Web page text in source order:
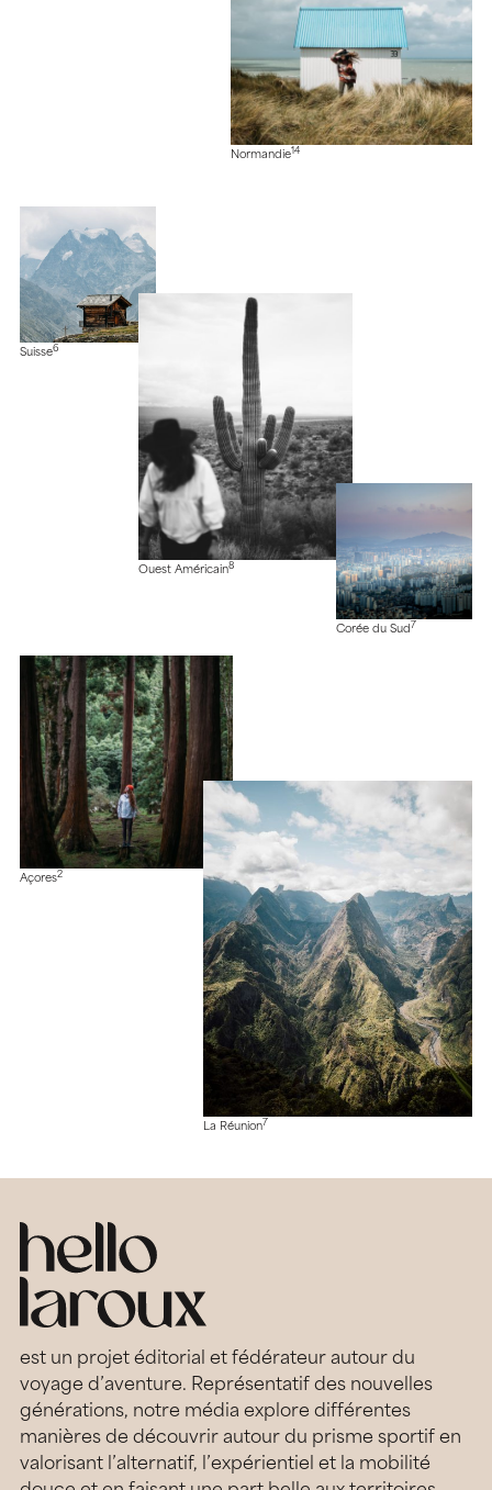
Normandie14
Suisse6
Ouest Américain8
Corée du Sud 7
Açores2
La Réunion7
est un projet éditorial et fédérateur autour du
voyage d’aventure. Représentatif des nouvelles
générations, notre média explore différentes
manières de découvrir autour du prisme sportif en
valorisant l’alternatif, l’expérientiel et la mobilité